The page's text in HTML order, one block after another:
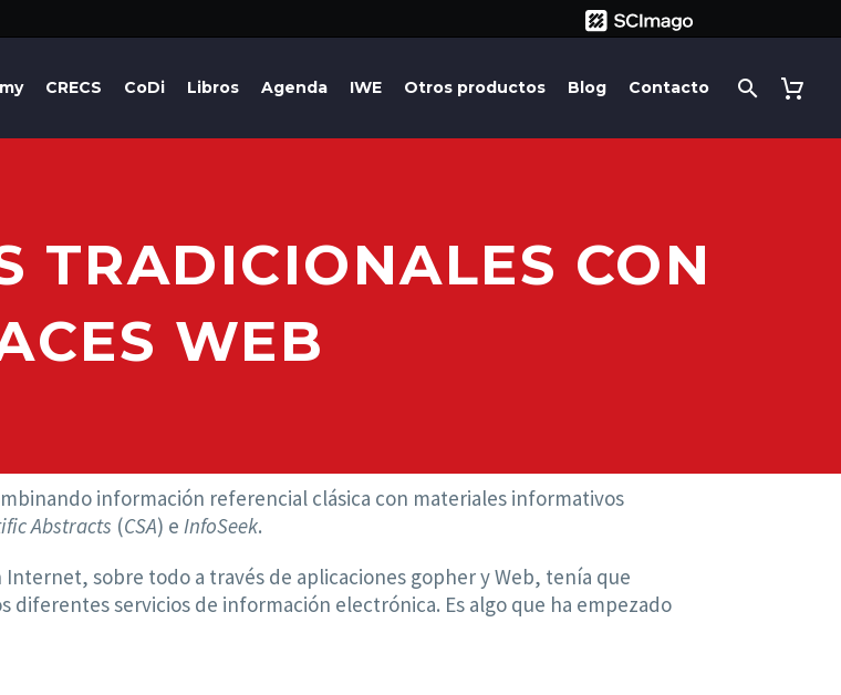
CRECS CoDi Libros Agenda IWE Otros productos Blog Contacto
TRADICIONALES CON
WEB
información referencial clásica con materiales informativos
Abstracts (CSA) e InfoSeek.
sobre todo a través de aplicaciones gopher y Web, tenía que
servicios de información electrónica. Es algo que ha empezado